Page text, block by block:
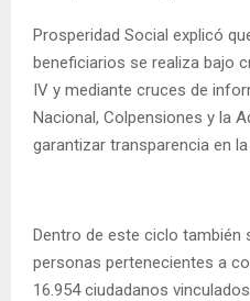
Prosperidad Social explicó
beneficiarios se realiza bajo
IV y mediante cruces de
Nacional, Colpensiones y la
garantizar transparencia en
Dentro de este ciclo también
personas pertenecientes a
16.954 ciudadanos